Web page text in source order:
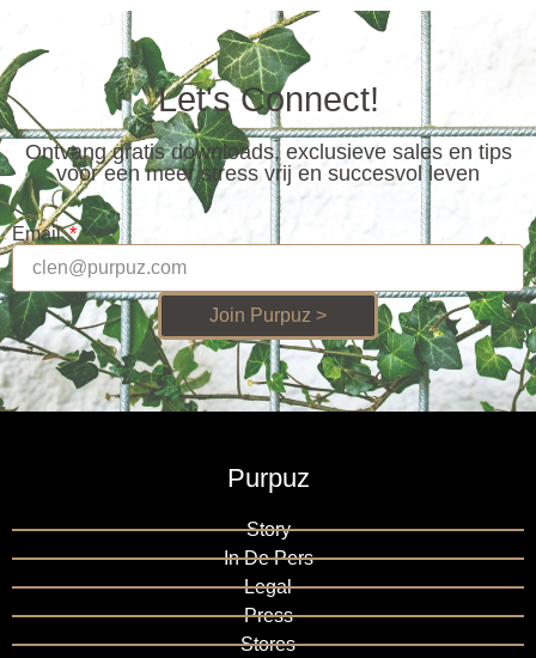
Let's Connect!
Ontvang gratis downloads, exclusieve sales en tips
voor een meer stress vrij en succesvol leven
Email
Join Purpuz >
Purpuz
Story
In De Pers
Legal
Press
Stores